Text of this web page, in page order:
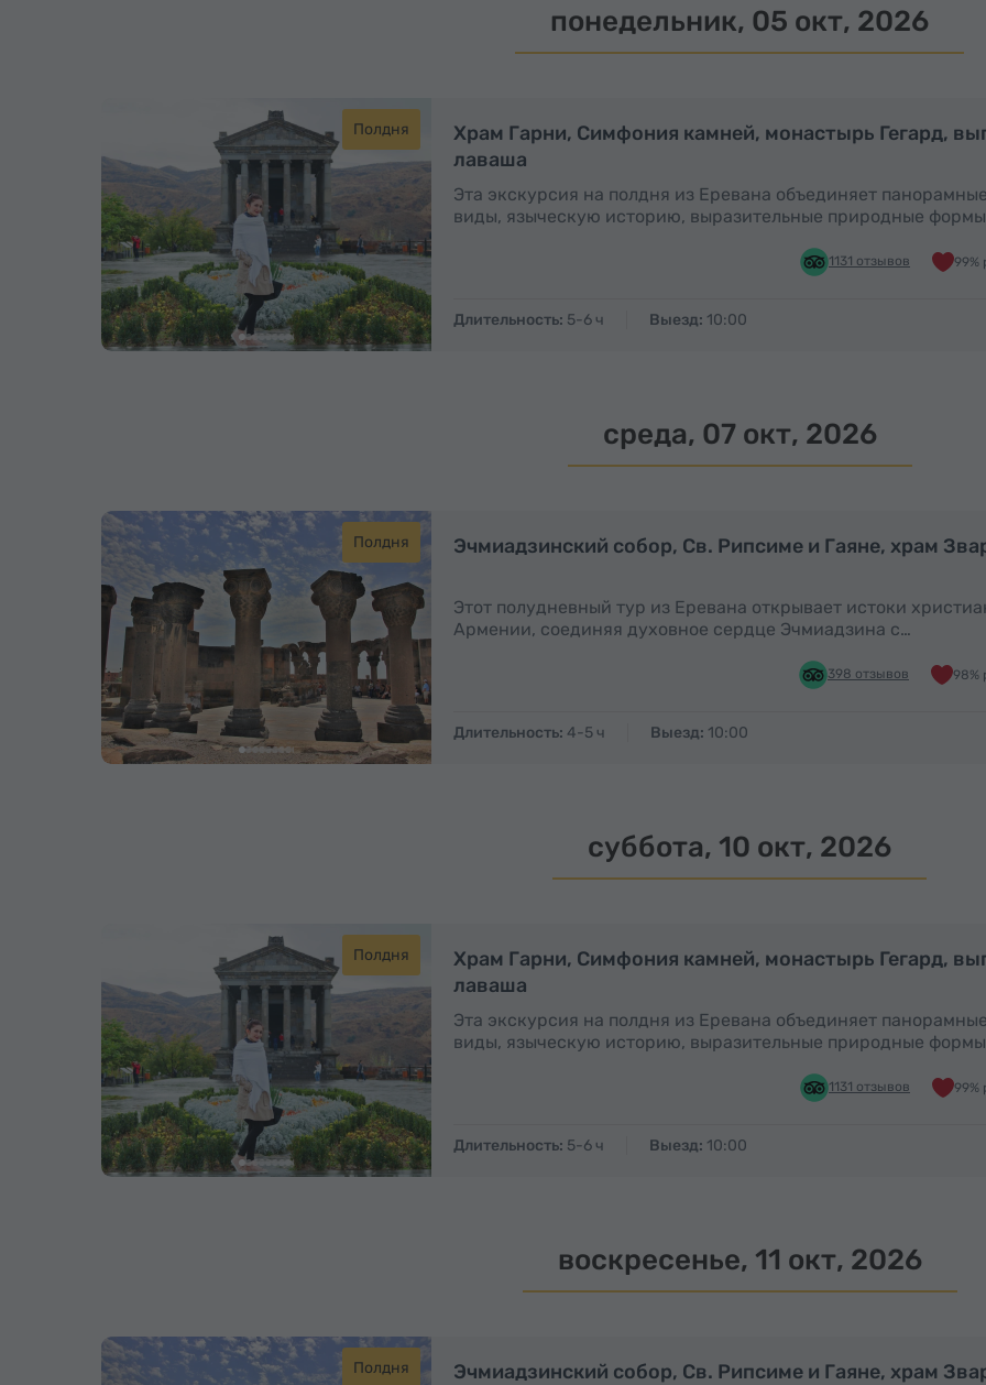
понедельник, 05 окт, 2026
Полдня Полдня
Храм Гарни, Симфония камней, монастырь Гегард,
лаваша
Эта экскурсия на полдня из Еревана объединяет
виды, языческую историю, выразительные природные
1131 отзывов 99%
Длительность: 5-6 ч Выезд: 10:00
среда, 07 окт, 2026
Полдня Полдня
Эчмиадзинский собор, Св. Рипсиме и Гаяне, храм
Этот полудневный тур из Еревана открывает истоки
Армении, соединяя духовное сердце Эчмиадзина с…
398 отзывов 98%
Длительность: 4-5 ч Выезд: 10:00
суббота, 10 окт, 2026
Полдня Полдня
Храм Гарни, Симфония камней, монастырь Гегард,
лаваша
Эта экскурсия на полдня из Еревана объединяет
виды, языческую историю, выразительные природные
1131 отзывов 99%
Длительность: 5-6 ч Выезд: 10:00
воскресенье, 11 окт, 2026
Полдня Полдня
Эчмиадзинский собор, Св. Рипсиме и Гаяне, храм